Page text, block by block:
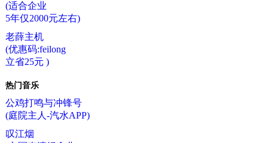
(适合企业
5年仅2000元左右)
老薛主机
(优惠码:feilong
立省25元 )
热门音乐
公鸡打鸣与冲锋号
(庭院主人-汽水APP)
叹江烟